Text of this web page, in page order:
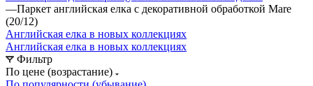
—Паркет английская елка с декоративной обработкой Mare
(20/12)
Английская елка в новых коллекциях
Английская елка в новых коллекциях
Фильтр
По цене (возрастание)